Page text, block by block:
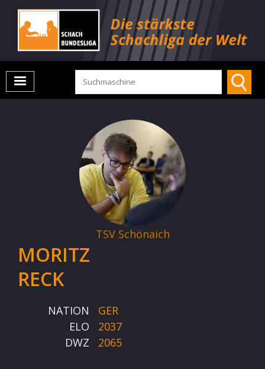
TSV Schönaich
MORITZ
RECK
NATION
GER
ELO
2037
DWZ
2065